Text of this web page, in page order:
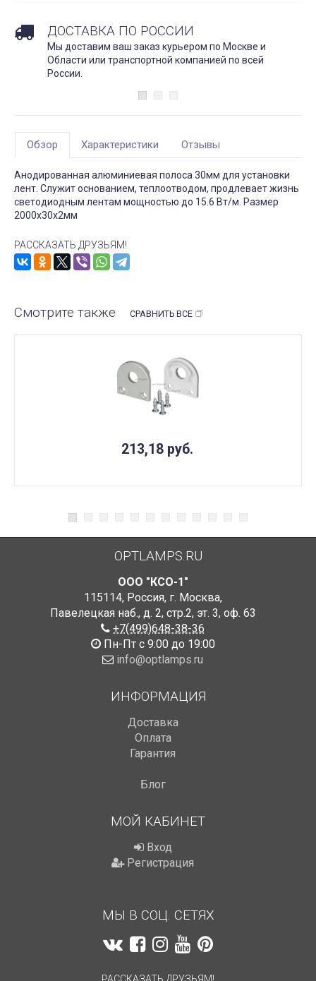
ДОСТАВКА ПО РОССИИ
Мы доставим ваш заказ курьером по Москве и
Области или транспортной компанией по всей
России.
Обзор Характеристики Отзывы
Анодированная алюминиевая полоса 30мм для установки
лент. Служит основанием, теплоотводом, продлевает жизнь
светодиодным лентам мощностью до 15.6 Вт/м. Размер
2000х30х2мм
РАССКАЗАТЬ ДРУЗЬЯМ!
Смотрите также СРАВНИТЬ ВСЕ
213,18 руб.
OPTLAMPS.RU
ООО "КСО-1"
115114, Россия, г. Москва,
Павелецкая наб., д. 2, стр.2, эт. 3, оф. 63
+7(499)648-38-36
Пн-Пт с 9:00 до 19:00
info@optlamps.ru
ИНФОРМАЦИЯ
Доставка
Оплата
Гарантия
Блог
МОЙ КАБИНЕТ
Вход
Регистрация
МЫ В СОЦ. СЕТЯХ
РАССКАЗАТЬ ДРУЗЬЯМ!